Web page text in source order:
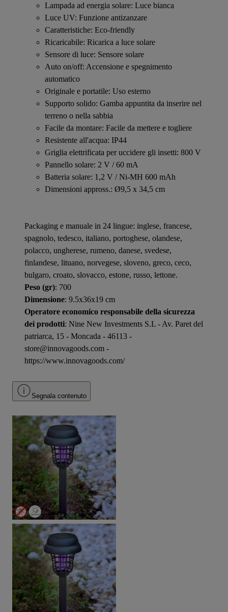
Lampada ad energia solare: Luce bianca
Luce UV: Funzione antizanzare
Caratteristiche: Eco-friendly
Ricaricabile: Ricarica a luce solare
Sensore di luce: Sensore solare
Auto on/off: Accensione e spegnimento
automatico
Originale e portatile: Uso esterno
Supporto solido: Gamba appuntita da inserire nel
terreno o nella sabbia
Facile da montare: Facile da mettere e togliere
Resistente all'acqua: IP44
Griglia elettrificata per uccidere gli insetti: 800 V
Pannello solare: 2 V / 60 mA
Batteria solare: 1,2 V / Ni-MH 600 mAh
Dimensioni appross.: Ø9,5 x 34,5 cm
Packaging e manuale in 24 lingue: inglese, francese,
spagnolo, tedesco, italiano, portoghese, olandese,
polacco, ungherese, rumeno, danese, svedese,
finlandese, lituano, norvegese, sloveno, greco, ceco,
bulgaro, croato, slovacco, estone, russo, lettone.
Peso (gr): 700
Dimensione: 9.5x36x19 cm
Operatore economico responsabile della sicurezza
dei prodotti: Nine New Investments S.L - Av. Paret del
patriarca, 15 - Moncada - 46113 -
store@innovagoods.com -
https://www.innovagoods.com/
Segnala contenuto